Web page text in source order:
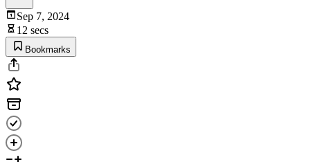
Sep 7, 2024
12 secs
Bookmarks